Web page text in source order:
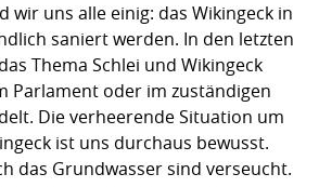
wir uns alle einig: das Wikingeck in
saniert werden. In den letzten
Thema Schlei und Wikingeck
Parlament oder im zuständigen
Die verheerende Situation um
ist uns durchaus bewusst.
das Grundwasser sind verseucht.